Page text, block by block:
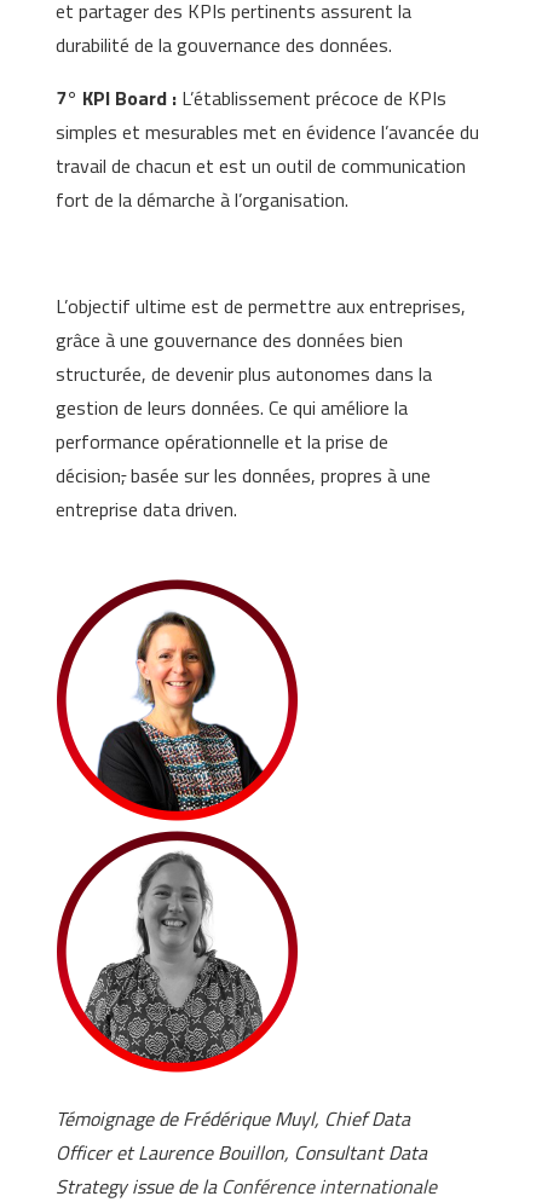
et partager des KPIs pertinents assurent la
durabilité de la gouvernance des données.
7° KPI Board : L’établissement précoce de KPIs
simples et mesurables met en évidence l’avancée du
travail de chacun et est un outil de communication
fort de la démarche à l’organisation.
L’objectif ultime est de permettre aux entreprises,
grâce à une gouvernance des données bien
structurée, de devenir plus autonomes dans la
gestion de leurs données. Ce qui améliore la
performance opérationnelle et la prise de
décision,basée sur les données, propres à une
entreprise data driven.
Témoignage de Frédérique Muyl, Chief Data
Officer et Laurence Bouillon, Consultant Data
Strategy issue de laConférence internationale